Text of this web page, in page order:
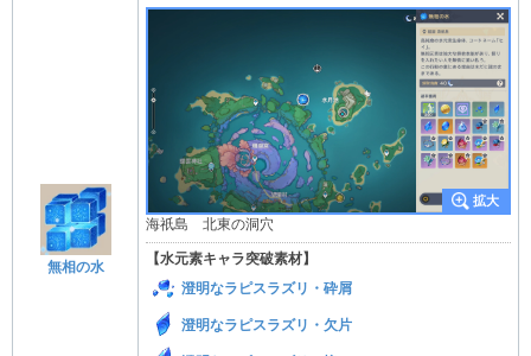
無相の水
海祇島 北東の洞穴
【水元素キャラ突破素材】
澄明なラピスラズリ・砕屑
澄明なラピスラズリ・欠片